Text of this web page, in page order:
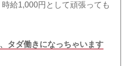
給1,000円として頑張っても
タダ働きになっちゃいます